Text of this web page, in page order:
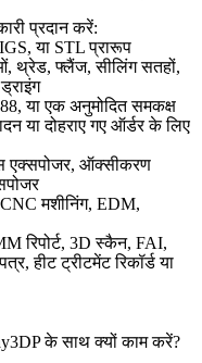
प्रदान करें:
या STL प्रारूप
थ्रेड, फ्लैंज, सीलिंग सतहों,
या एक अनुमोदित समकक्ष
या दोहराए गए ऑर्डर के लिए
एक्सपोजर, ऑक्सीकरण
मशीनिंग, EDM,
रिपोर्ट, 3D स्कैन, FAI,
हीट ट्रीटमेंट रिकॉर्ड या
के साथ क्यों काम करें?